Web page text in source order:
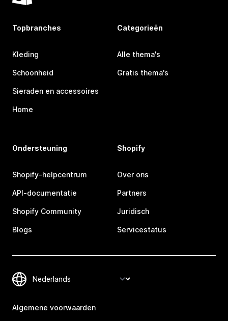
Topbranches
Kleding
Schoonheid
Sieraden en accessoires
Home
Categorieën
Alle thema's
Gratis thema's
Ondersteuning
Shopify-helpcentrum
API-documentatie
Shopify Community
Blogs
Shopify
Over ons
Partners
Juridisch
Servicestatus
Algemene voorwaarden